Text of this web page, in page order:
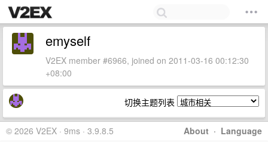
emyself
V2EX member #6966, joined on 2011-03-16 00:12:30
+08:00
切换主题列表
About · Language
© 2026 V2EX · 9ms · 3.9.8.5